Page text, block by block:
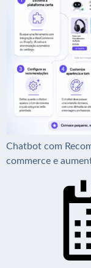
Chatbot com
commerce e